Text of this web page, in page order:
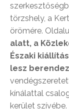
törzshely, a
örömére.
alatt, a
Északi
lesz
kínálattal
kerület szívébe.